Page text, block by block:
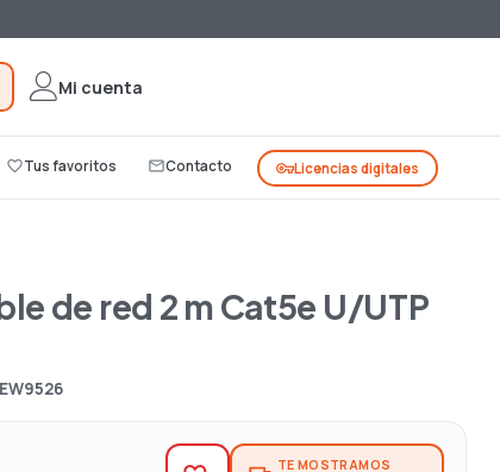
Mi cuenta
favorite_borderTus favoritos mail_outlineContacto vpn_keyLicencias digitales
de red 2 m Cat5e U/UTP
EW9526
TE MOSTRAMOS